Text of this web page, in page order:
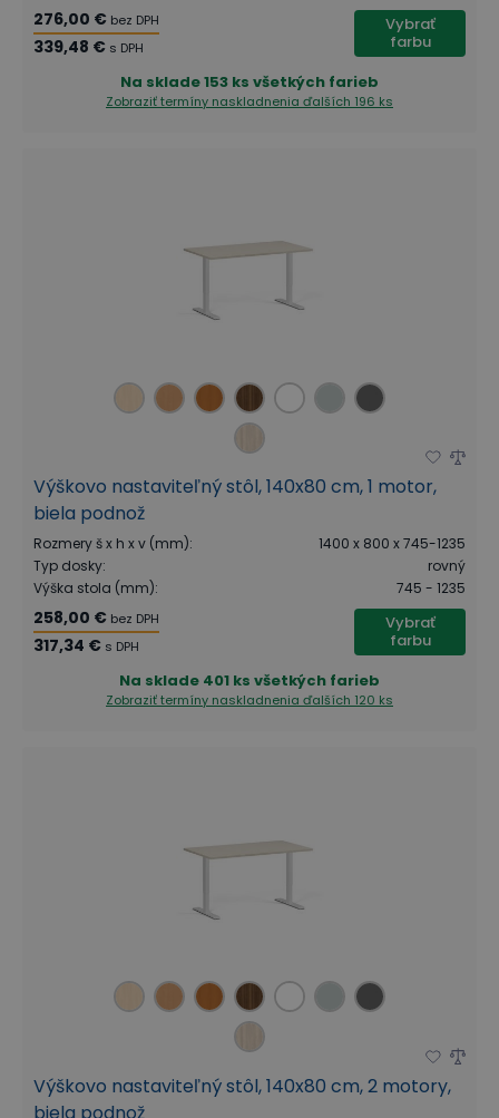
276,00 € bez DPH
339,48 € s DPH
Vybrať
farbu
Na sklade153 ks všetkých farieb
Zobraziť termíny naskladnenia ďalších 196 ks
Výškovo nastaviteľný stôl, 140x80 cm, 1 motor,
biela podnož
Rozmery š x h x v (mm):
1400 x 800 x 745-1235
Typ dosky:
rovný
Výška stola (mm): 745 - 1235
258,00 € bez DPH
317,34 € s DPH
Vybrať
farbu
Na sklade 401 ks všetkých farieb
Zobraziť termíny naskladnenia ďalších 120 ks
Výškovo nastaviteľný stôl, 140x80 cm, 2 motory,